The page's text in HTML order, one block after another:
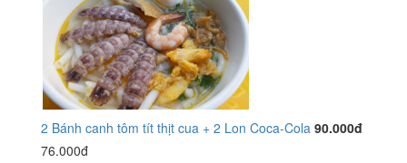
2 Bánh canh tôm tít thịt cua + 2 Lon Coca-Cola 90.000đ
76.000đ